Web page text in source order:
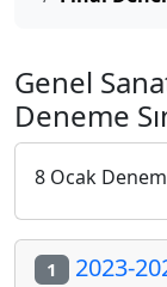
Genel
Deneme
8 Ocak
1 2023-